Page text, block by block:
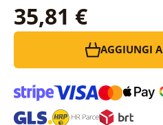
35,81 €
AGGIUNGI